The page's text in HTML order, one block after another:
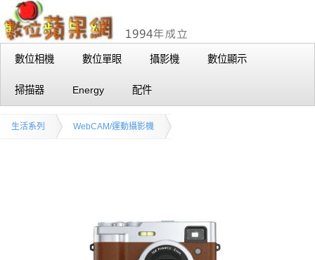
數位相機 數位單眼 攝影機 數位顯示
掃描器 Energy 配件
生活系列 WebCAM/運動攝影機